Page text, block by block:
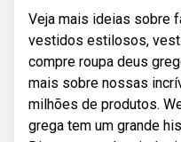
Veja mais ideias sobre
vestidos estilosos,
compre roupa deus
mais sobre nossas
milhões de produtos.
grega tem um grande